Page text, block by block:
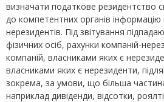
визначати податкове резидентство
до компетентних органів інформацію
нерезидентів. Під звітування
фізичних осіб, рахунки компаній-
компаній, власниками яких є
власниками яких є нерезиденти,
зокрема, за умови, що більша
наприклад дивіденди, відсотки,